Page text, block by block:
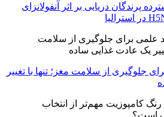
پرندگان دریایی بر اثر آنفولانزای
جلوگیری از سلامت مغز؛ تنها با تغییر